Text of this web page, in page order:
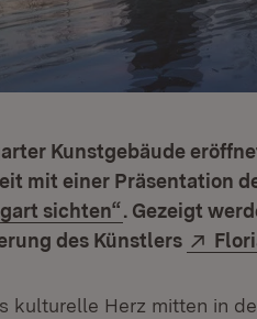
Kunstgebäude
mit einer Präsentation
sichten“ (Öffnet in
. Gezeigt
des Künstlers
kulturelle Herz mitten in